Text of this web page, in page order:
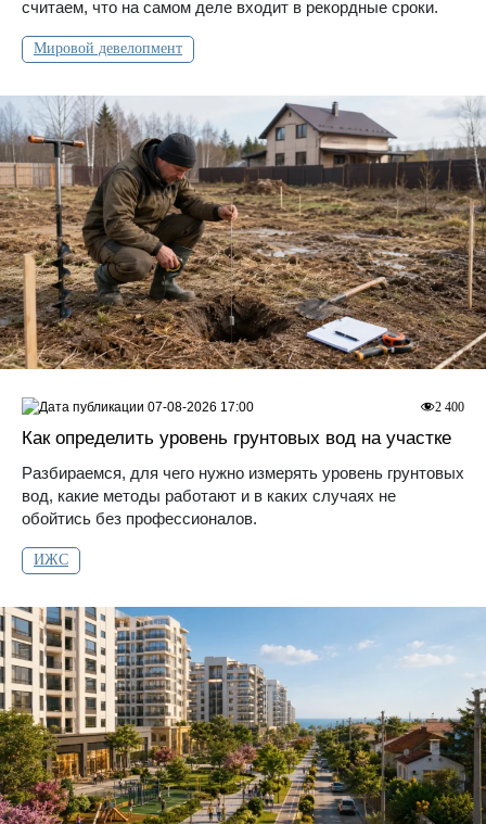
считаем, что на самом деле входит в рекордные сроки.
Мировой девелопмент
Как определить уровень грунтовых вод на участке
Разбираемся, для чего нужно измерять уровень грунтовых
вод, какие методы работают и в каких случаях не
обойтись без профессионалов.
ИЖС
2 400
07-08-2026 17:00